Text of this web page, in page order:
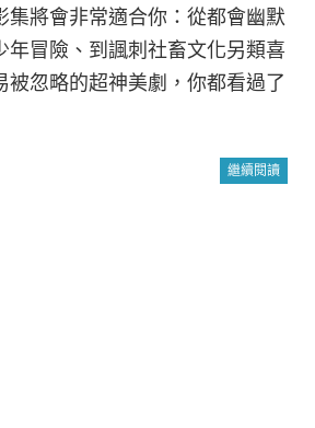
集將會非常適合你：從都會幽默
年冒險、到諷刺社畜文化另類喜
被忽略的超神美劇，你都看過了
繼續閱讀